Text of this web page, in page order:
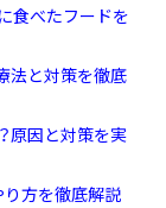
食べたフードを
法と対策を徹底
原因と対策を実
り方を徹底解説